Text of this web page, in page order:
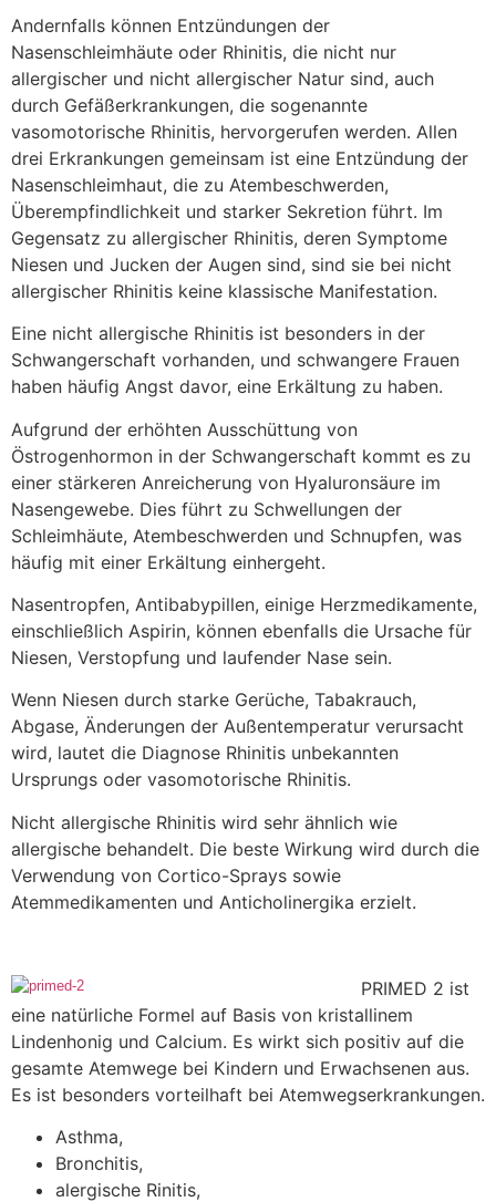
Andernfalls können Entzündungen der
Nasenschleimhäute oder Rhinitis, die nicht nur
allergischer und nicht allergischer Natur sind, auch
durch Gefäßerkrankungen, die sogenannte
vasomotorische Rhinitis, hervorgerufen werden. Allen
drei Erkrankungen gemeinsam ist eine Entzündung der
Nasenschleimhaut, die zu Atembeschwerden,
Überempfindlichkeit und starker Sekretion führt. Im
Gegensatz zu allergischer Rhinitis, deren Symptome
Niesen und Jucken der Augen sind, sind sie bei nicht
allergischer Rhinitis keine klassische Manifestation.
Eine nicht allergische Rhinitis ist besonders in der
Schwangerschaft vorhanden, und schwangere Frauen
haben häufig Angst davor, eine Erkältung zu haben.
Aufgrund der erhöhten Ausschüttung von
Östrogenhormon in der Schwangerschaft kommt es zu
einer stärkeren Anreicherung von Hyaluronsäure im
Nasengewebe. Dies führt zu Schwellungen der
Schleimhäute, Atembeschwerden und Schnupfen, was
häufig mit einer Erkältung einhergeht.
Nasentropfen, Antibabypillen, einige Herzmedikamente,
einschließlich Aspirin, können ebenfalls die Ursache für
Niesen, Verstopfung und laufender Nase sein.
Wenn Niesen durch starke Gerüche, Tabakrauch,
Abgase, Änderungen der Außentemperatur verursacht
wird, lautet die Diagnose Rhinitis unbekannten
Ursprungs oder vasomotorische Rhinitis.
Nicht allergische Rhinitis wird sehr ähnlich wie
allergische behandelt. Die beste Wirkung wird durch die
Verwendung von Cortico-Sprays sowie
Atemmedikamenten und Anticholinergika erzielt.
PRIMED 2 ist
eine natürliche Formel auf Basis von kristallinem
Lindenhonig und Calcium. Es wirkt sich positiv auf die
gesamte Atemwege bei Kindern und Erwachsenen aus.
Es ist besonders vorteilhaft bei Atemwegserkrankungen.
Asthma,
Bronchitis,
alergische Rinitis,